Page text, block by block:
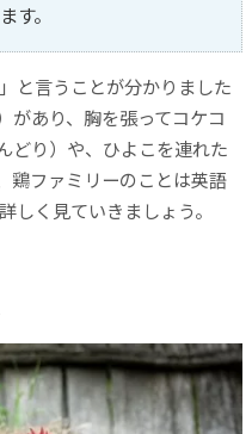
す。
」と言うことが分かりました
があり、胸を張ってコケコ
どり）や、ひよこを連れた
鶏ファミリーのことは英語
しく見ていきましょう。